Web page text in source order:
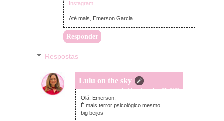
Instagram
Até mais, Emerson Garcia
Responder
Respostas
Lulu on the sky
segunda-feira, dezembro 25, 2023
Olá, Emerson.
É mais terror psicológico mesmo.
big beijos